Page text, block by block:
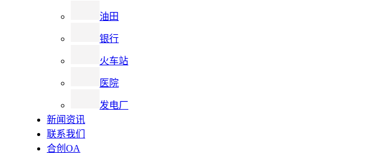
油田
银行
火车站
医院
发电厂
新闻资讯
联系我们
合创OA